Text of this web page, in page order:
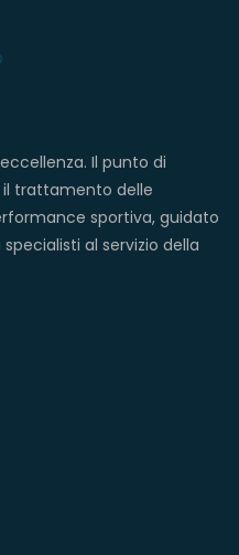
Il punto di
trattamento delle
sportiva, guidato
al servizio della